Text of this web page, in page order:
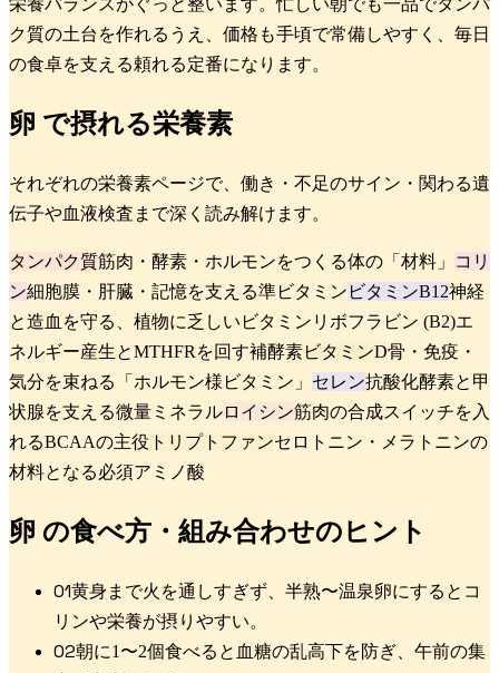
栄養バランスがぐっと整います。忙しい朝でも一品でタンパ
ク質の土台を作れるうえ、価格も手頃で常備しやすく、毎日
の食卓を支える頼れる定番になります。
卵 で摂れる栄養素
それぞれの栄養素ページで、働き・不足のサイン・関わる遺
伝子や血液検査まで深く読み解けます。
タンパク質筋肉・酵素・ホルモンをつくる体の「材料」
コリ
ン細胞膜・肝臓・記憶を支える準ビタミン ビタミンB12神経
と造血を守る、植物に乏しいビタミン リボフラビン (B2)エ
ネルギー産生とMTHFRを回す補酵素ビタミンD骨・免疫・
気分を束ねる「ホルモン様ビタミン」 セレン抗酸化酵素と甲
状腺を支える微量ミネラルロイシン筋肉の合成スイッチを入
れるBCAAの主役 トリプトファンセロトニン・メラトニンの
材料となる必須アミノ酸
卵 の食べ方・組み合わせのヒント
01黄身まで火を通しすぎず、半熟〜温泉卵にするとコ
リンや栄養が摂りやすい。
02朝に1〜2個食べると血糖の乱高下を防ぎ、午前の集